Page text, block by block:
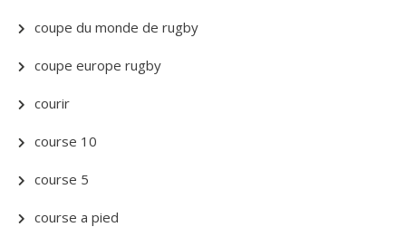
coupe du monde de rugby
coupe europe rugby
courir
course 10
course 5
course a pied